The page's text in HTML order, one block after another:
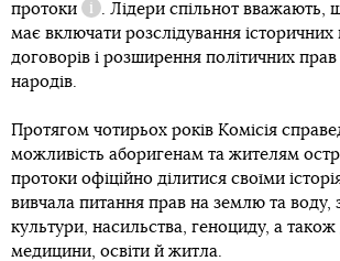
протоки
Довідка
. Лідери спільнот вважають,
має включати розслідування історичних
договорів і розширення політичних
народів.
Протягом чотирьох років Комісія
можливість аборигенам та жителям
протоки офіційно ділитися своїми
вивчала питання прав на землю та воду,
культури, насильства, геноциду, а
медицини, освіти й житла.